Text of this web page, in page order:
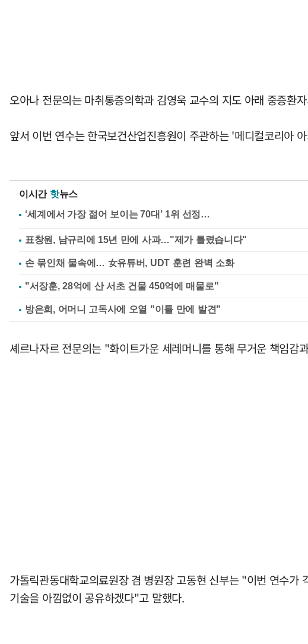
오아나 전문의는 마취통증의학과 김영욱 교수의 지도 아래 중증환
앞서 이번 연수는 한국보건산업진흥원이 주관하는 '메디컬코리아
이시간 핫뉴스
표창원, 남규리에 15년 만에 사과…"제가 틀렸습니다"
손 묶인채 물속에… 女유튜버, UDT 훈련 완벽 소화
"서장훈, 28억에 산 서초 건물 450억에 매물로"
방은희, 어머니 고독사에 오열 "이틀 만에 발견"
셰르나자르 전문의는 "화이트가운 세레머니를 통해 무거운 책임
가톨릭관동대학교의료원장 겸 병원장 고동현 신부는 "이번 연수
기술을 아낌없이 공유하겠다"고 말했다.